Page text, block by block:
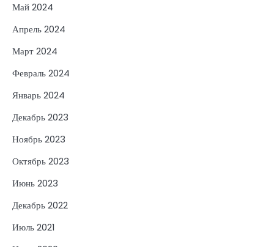
Май 2024
Апрель 2024
Март 2024
Февраль 2024
Январь 2024
Декабрь 2023
Ноябрь 2023
Октябрь 2023
Июнь 2023
Декабрь 2022
Июль 2021